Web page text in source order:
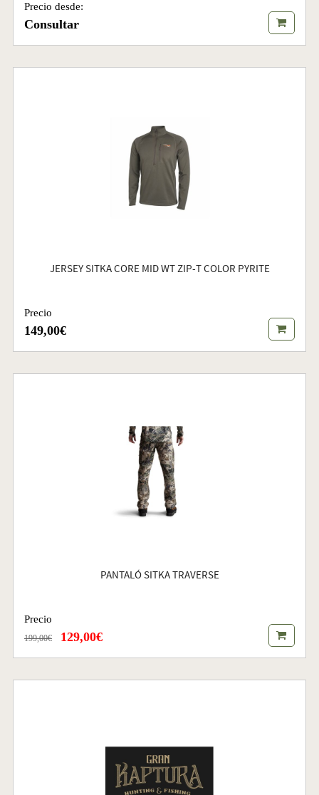
Precio desde:
Consultar
JERSEY SITKA CORE MID WT ZIP-T COLOR PYRITE
Precio
149,00€
PANTALÓ SITKA TRAVERSE
Precio
199,00€ 129,00€